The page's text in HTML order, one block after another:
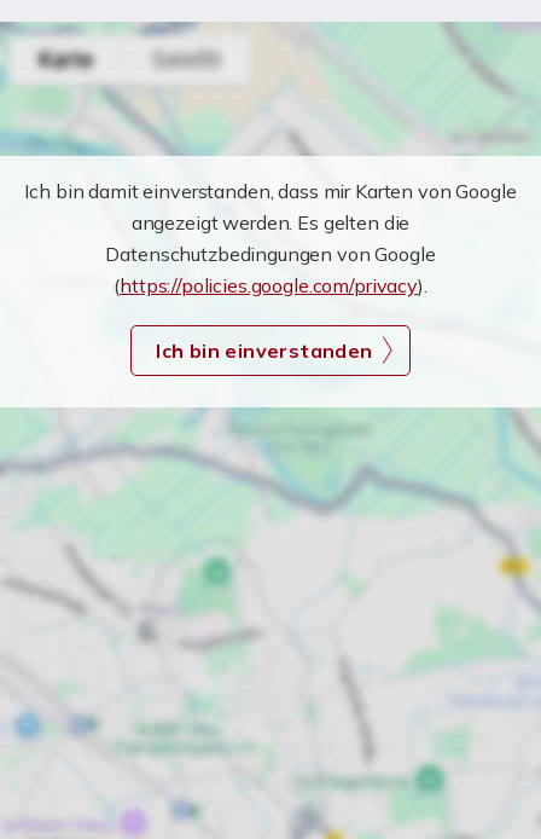
Ich bin damit einverstanden, dass mir Karten von Google
angezeigt werden. Es gelten die
Datenschutzbedingungen von Google
(https://policies.google.com/privacy).
Ich bin einverstanden